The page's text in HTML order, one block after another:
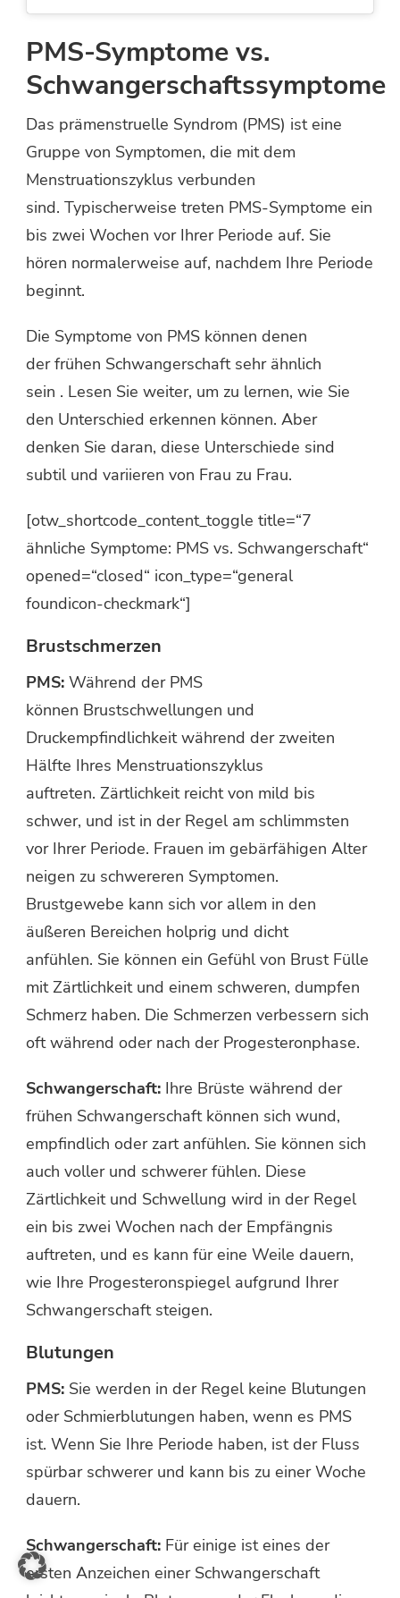
PMS-Symptome vs.
Schwangerschaftssymptome
Das prämenstruelle Syndrom (PMS) ist eine
Gruppe von Symptomen, die mit dem
Menstruationszyklus verbunden
sind. Typischerweise treten PMS-Symptome ein
bis zwei Wochen vor Ihrer Periode auf. Sie
hören normalerweise auf, nachdem Ihre Periode
beginnt.
Die Symptome von PMS können denen
der frühen Schwangerschaft sehr ähnlich
sein . Lesen Sie weiter, um zu lernen, wie Sie
den Unterschied erkennen können. Aber
denken Sie daran, diese Unterschiede sind
subtil und variieren von Frau zu Frau.
[otw_shortcode_content_toggle title=“7
ähnliche Symptome: PMS vs. Schwangerschaft“
opened=“closed“ icon_type=“general
foundicon-checkmark“]
Brustschmerzen
PMS: Während der PMS
können Brustschwellungen und
Druckempfindlichkeit während der zweiten
Hälfte Ihres Menstruationszyklus
auftreten. Zärtlichkeit reicht von mild bis
schwer, und ist in der Regel am schlimmsten
vor Ihrer Periode. Frauen im gebärfähigen Alter
neigen zu schwereren Symptomen.
Brustgewebe kann sich vor allem in den
äußeren Bereichen holprig und dicht
anfühlen. Sie können ein Gefühl von Brust Fülle
mit Zärtlichkeit und einem schweren, dumpfen
Schmerz haben. Die Schmerzen verbessern sich
oft während oder nach der Progesteronphase.
Schwangerschaft: Ihre Brüste während der
frühen Schwangerschaft können sich wund,
empfindlich oder zart anfühlen. Sie können sich
auch voller und schwerer fühlen. Diese
Zärtlichkeit und Schwellung wird in der Regel
ein bis zwei Wochen nach der Empfängnis
auftreten, und es kann für eine Weile dauern,
wie Ihre Progesteronspiegel aufgrund Ihrer
Schwangerschaft steigen.
Blutungen
PMS: Sie werden in der Regel keine Blutungen
oder Schmierblutungen haben, wenn es PMS
ist. Wenn Sie Ihre Periode haben, ist der Fluss
spürbar schwerer und kann bis zu einer Woche
dauern.
Schwangerschaft: Für einige ist eines der
ersten Anzeichen einer Schwangerschaft